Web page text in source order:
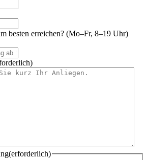
besten erreichen? (Mo–Fr, 8–19 Uhr)
(erforderlich)